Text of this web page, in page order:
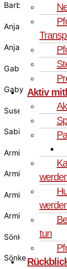
Aktiv
tun
Barbara
Anja
Anja
Gaby
Gaby
Susen
Sabine & Stefan
Armin
Armin
Armin
Armin
Sönke
Sönke